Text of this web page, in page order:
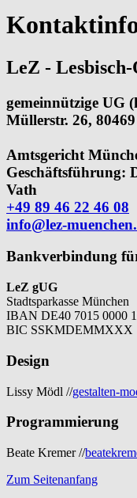
LeZ -
gemeinnützige UG
Müllerstr. 26,
Amtsgericht
Geschäftsführung:
Vath
+49 89 46 22 46 08
info@lez-
Bankverbindung
LeZ gUG
Stadtsparkasse München
IBAN DE40 7015 0000
BIC SSKMDEMMXXX
Design
Lissy Mödl //gestalten-
Programmierung
Beate Kremer //
Zum Seitenanfang